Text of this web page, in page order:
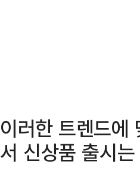
이러한 트렌드에
서 신상품 출시